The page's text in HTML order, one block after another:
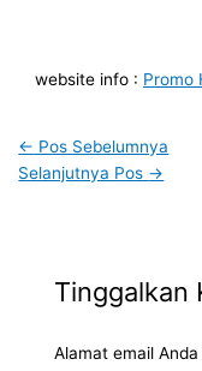
website info : Promo
← Pos Sebelumnya
Selanjutnya Pos →
Tinggalkan
Alamat email